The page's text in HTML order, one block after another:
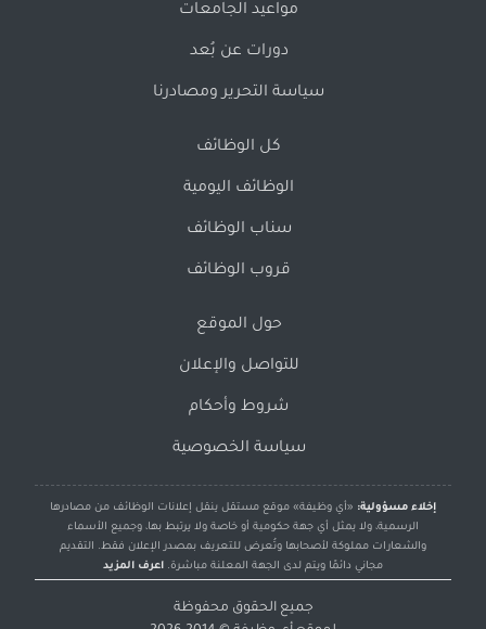
مواعيد الجامعات
دورات عن بُعد
سياسة التحرير ومصادرنا
كل الوظائف
الوظائف اليومية
سناب الوظائف
قروب الوظائف
حول الموقع
للتواصل والإعلان
شروط وأحكام
سياسة الخصوصية
إخلاء مسؤولية: «أي وظيفة» موقع مستقل ينقل إعلانات الوظائف من مصادرها
الرسمية، ولا يمثل أي جهة حكومية أو خاصة ولا يرتبط بها، وجميع الأسماء
والشعارات مملوكة لأصحابها وتُعرض للتعريف بمصدر الإعلان فقط. التقديم
مجاني دائمًا ويتم لدى الجهة المعلنة مباشرة. اعرف المزيد
جميع الحقوق محفوظة